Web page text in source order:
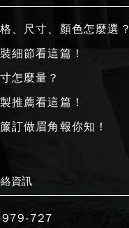
、尺寸、顏色怎麼選？
細節看這篇！
怎麼量？
推薦看這篇！
訂做眉角報你知！
資訊
727